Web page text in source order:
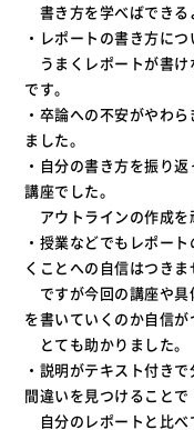
書き方を学べばできる
・レポートの書き方に
うまくレポートが書け
です。
・卒論への不安がやわ
ました。
・自分の書き方を振り
講座でした。
アウトラインの作成を
・授業などでもレポー
くことへの自信はつきま
ですが今回の講座や具
を書いていくのか自信が
とても助かりました。
・説明がテキスト付き
間違いを見つけることで
自分のレポートと比べ